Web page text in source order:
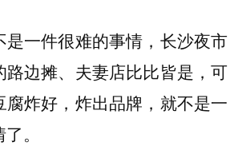
是一件很难的事情，长沙夜市
路边摊、夫妻店比比皆是，可
腐炸好，炸出品牌，就不是一
。